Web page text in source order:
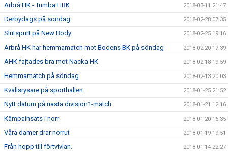
Arbrå HK - Tumba HBK 2018-03-11 21:47
Derbydags på söndag 2018-02-28 07:35
Slutspurt på New Body 2018-02-25 19:16
Arbrå HK har hemmamatch mot Bodens BK på söndag 2018-02-20 17:39
AHK fajtades bra mot Nacka HK 2018-02-18 19:59
Hemmamatch på söndag 2018-02-13 20:03
Kvällsrysare på sporthallen. 2018-01-25 21:52
Nytt datum på nästa division1-match 2018-01-21 12:16
Kämpainsats i norr 2018-01-20 16:35
Våra damer drar norrut 2018-01-19 19:51
Från hopp till förtvivlan. 2018-01-14 22:27